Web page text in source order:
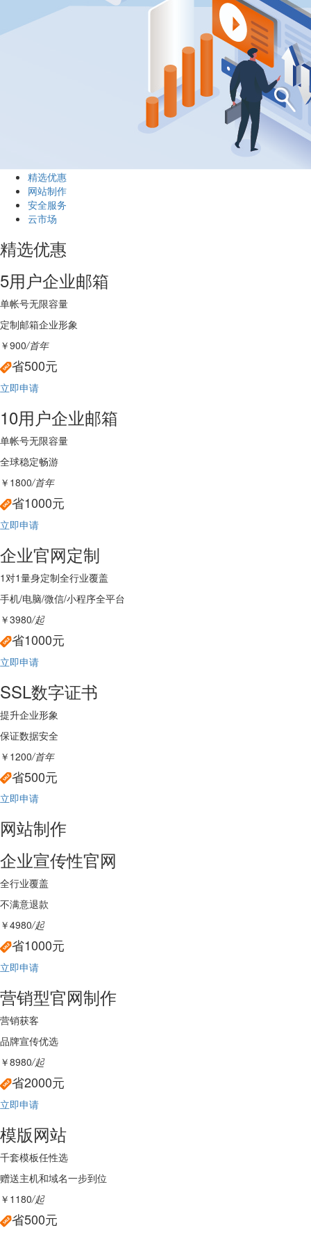
精选优惠
网站制作
安全服务
云市场
精选优惠
5用户企业邮箱
单帐号无限容量
定制邮箱企业形象
￥900/首年
省500元
立即申请
10用户企业邮箱
单帐号无限容量
全球稳定畅游
￥1800/首年
省1000元
立即申请
企业官网定制
1对1量身定制全行业覆盖
手机/电脑/微信/小程序全平台
￥3980/起
省1000元
立即申请
SSL数字证书
提升企业形象
保证数据安全
￥1200/首年
省500元
立即申请
网站制作
企业宣传性官网
全行业覆盖
不满意退款
￥4980/起
省1000元
立即申请
营销型官网制作
营销获客
品牌宣传优选
￥8980/起
省2000元
立即申请
模版网站
千套模板任性选
赠送主机和域名一步到位
￥1180/起
省500元